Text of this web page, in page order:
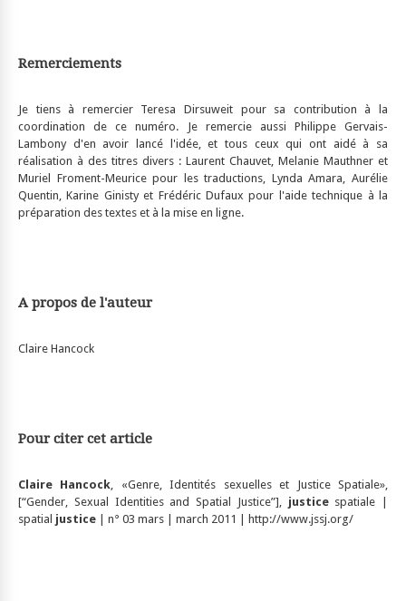
Remerciements
Je tiens à remercier Teresa Dirsuweit pour sa contribution à la
coordination de ce numéro. Je remercie aussi Philippe Gervais-
Lambony d'en avoir lancé l'idée, et tous ceux qui ont aidé à sa
réalisation à des titres divers : Laurent Chauvet, Melanie Mauthner et
Muriel Froment-Meurice pour les traductions, Lynda Amara, Aurélie
Quentin, Karine Ginisty et Frédéric Dufaux pour l'aide technique à la
préparation des textes et à la mise en ligne.
A propos de l'auteur
Claire Hancock
Pour citer cet article
Claire Hancock , «Genre, Identités sexuelles et Justice Spatiale»,
[“Gender, Sexual Identities and Spatial Justice”], justicespatiale |
spatial justice | n° 03 mars | march 2011 | http://www.jssj.org/